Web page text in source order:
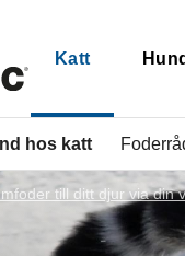
Katt Hund
hos katt
till ditt djur via din